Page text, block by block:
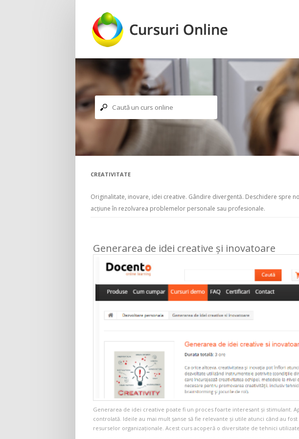
Caută un curs online
CREATIVITATE
Originalitate, inovare, idei creative. Gândire divergentă. Deschidere spre
acțiune în rezolvarea problemelor personale sau profesionale.
Generarea de idei creative și inovatoare
Generarea de idei creative poate fi un proces foarte interesant şi stimulant.
controlată. Ideile au mai mult şanse să fie relevante şi utile atunci când au
resurselor organizaţionale. Acest curs acoperă o diversitate de tehnici